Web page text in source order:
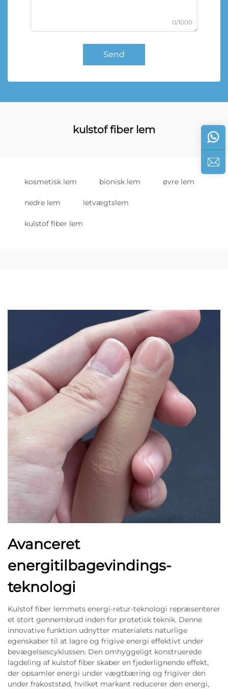
0/1000
Send
kulstof fiber lem
kosmetisk lem bionisk lem øvre lem
nedre lem letvægtslem
kulstof fiber lem
Avanceret
energitilbagevindings-
teknologi
Kulstof fiber lemmets energi-retur-teknologi repræsenterer
et stort gennembrud inden for protetisk teknik. Denne
innovative funktion udnytter materialets naturlige
egenskaber til at lagre og frigive energi effektivt under
bevægelsescyklussen. Den omhyggeligt konstruerede
lagdeling af kulstof fiber skaber en fjederlignende effekt,
der opsamler energi under vægtbæring og frigiver den
under frakoststød, hvilket markant reducerer den energi,